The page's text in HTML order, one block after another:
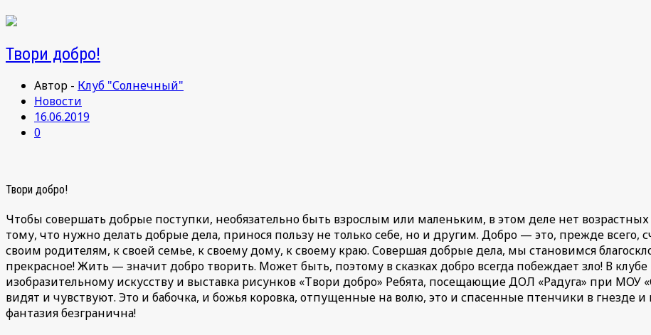
Твори добро!
Автор - Клуб "Солнечный"
Новости
16.06.2019
0
Твори добро!
Чтобы совершать добрые поступки, необязательно быть взрослым или маленьким, в этом деле нет
тому, что нужно делать добрые дела, принося пользу не только себе, но и другим. Добро — это, прежде всего,
своим родителям, к своей семье, к своему дому, к своему краю. Совершая добрые дела, мы становимся
прекрасное! Жить — значит добро творить. Может быть, поэтому в сказках добро всегда побеждает зло! В
изобразительному искусству и выставка рисунков «Твори добро» Ребята, посещающие ДОЛ «Радуга» при
видят и чувствуют. Это и бабочка, и божья коровка, отпущенные на волю, это и спасенные птенчики в гнезде
фантазия безгранична!